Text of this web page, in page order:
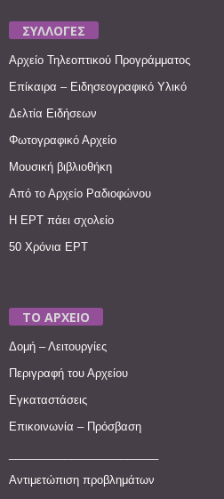
ΣΥΛΛΟΓΕΣ
Αρχείο Τηλεοπτικού Προγράμματος
Επίκαιρα – Ειδησεογραφικό Υλικό
Δελτία Ειδήσεων
Φωτογραφικό Αρχείο
Μουσική βιβλιοθήκη
Από το Αρχείο Ραδιοφώνου
Η ΕΡΤ πάει σχολείο
50 Χρόνια ΕΡΤ
ΤΟ ΑΡΧΕΙΟ
Δομή – Λειτουργίες
Περιγραφή του Αρχείου
Εγκαταστάσεις
Επικοινωνία – Πρόσβαση
Αντιμετώπιση προβλημάτων